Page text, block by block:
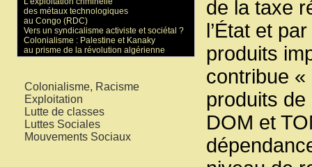
de la taxe
l’État et
produits
contribue
produits
DOM et
des métaux technologiques
au Congo (RDC)
Vers un syndicalisme activiste et sociétal ?
Colonialisme : Palestine et Kanaky
au prisme de la révolution algérienne
Colonialisme, Racisme
Exploitation
Lutte de classes
Luttes Sociales
Mouvements Sociaux